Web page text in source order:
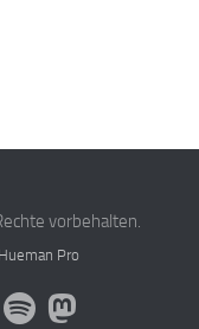
vorbehalten.
Hueman Pro